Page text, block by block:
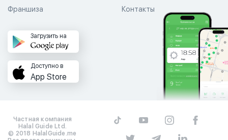
Контакты
Франшиза
Загрузить на
Доступно в
App Store
Частная компания
Halal Guide Ltd.
© 2018 HalalGuide.me